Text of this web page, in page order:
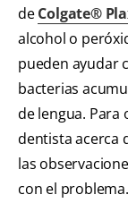
deColgate®
alcohol o
pueden ayudar
bacterias
de lengua. Para
dentista acerca
las
con el problema.